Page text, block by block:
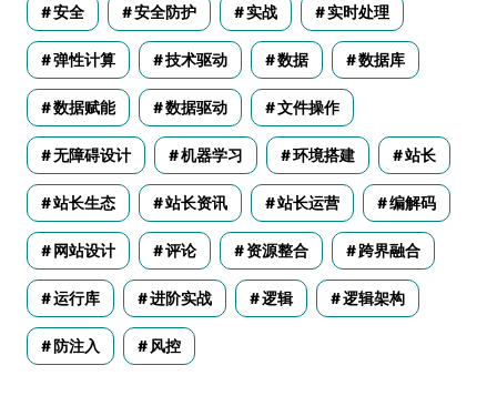
安全 安全防护 实战 实时处理
弹性计算 技术驱动 数据 数据库
数据赋能 数据驱动 文件操作
无障碍设计 机器学习 环境搭建 站长
站长生态 站长资讯 站长运营 编解码
网站设计 评论 资源整合 跨界融合
运行库 进阶实战 逻辑 逻辑架构
防注入 风控